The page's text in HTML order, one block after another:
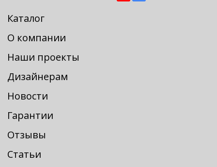
Каталог
О компании
Наши проекты
Дизайнерам
Новости
Гарантии
Отзывы
Статьи